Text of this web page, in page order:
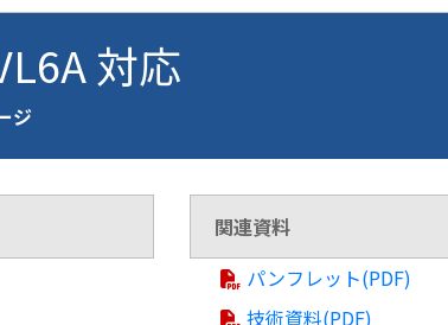
対応
ジ
関連資料
パンフレット(PDF)
技術資料(PDF)